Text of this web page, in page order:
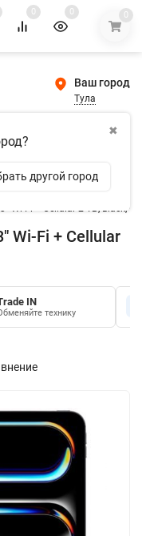
0 0 0
Ваш город
Тула
✖
другой город
и получи
покупке в
Wi-Fi + Cellular 2 ТБ, Black,
Wi-Fi + Cellular
IN
технику